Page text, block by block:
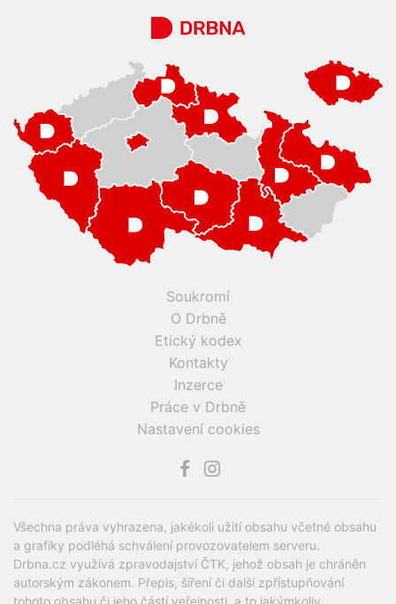
Soukromí
O Drbně
Etický kodex
Kontakty
Inzerce
Práce v Drbně
Nastavení cookies
Všechna práva vyhrazena, jakékoli užití obsahu včetné obsahu
a grafiky podléhá schválení provozovatelem serveru.
Drbna.cz využívá zpravodajství ČTK, jehož obsah je chráněn
autorským zákonem. Přepis, šíření či další zpřístupňování